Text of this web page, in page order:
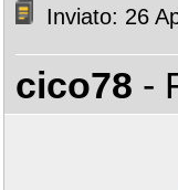
Inviato: 26
cico78 -